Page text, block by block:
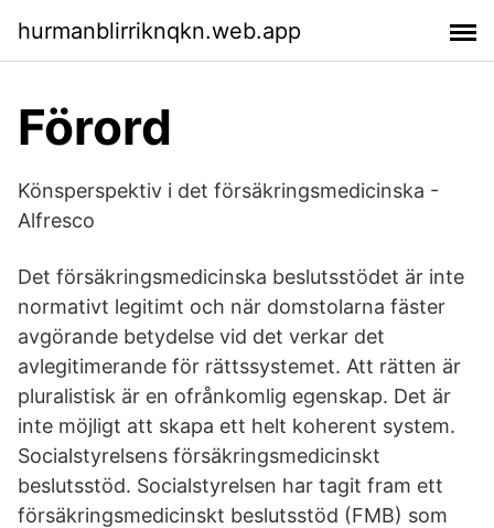
hurmanblirriknqkn.web.app
Förord
Könsperspektiv i det försäkringsmedicinska -
Alfresco
Det försäkringsmedicinska beslutsstödet är inte
normativt legitimt och när domstolarna fäster
avgörande betydelse vid det verkar det
avlegitimerande för rättssystemet. Att rätten är
pluralistisk är en ofrånkomlig egenskap. Det är
inte möjligt att skapa ett helt koherent system.
Socialstyrelsens försäkringsmedicinskt
beslutsstöd. Socialstyrelsen har tagit fram ett
försäkringsmedicinskt beslutsstöd (FMB) som